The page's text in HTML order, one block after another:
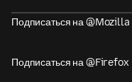
Подписаться на @Mozilla
Подписаться на @Firefox